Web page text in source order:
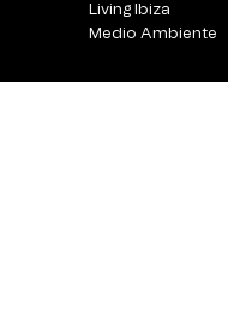
Living Ibiza
Medio Ambiente